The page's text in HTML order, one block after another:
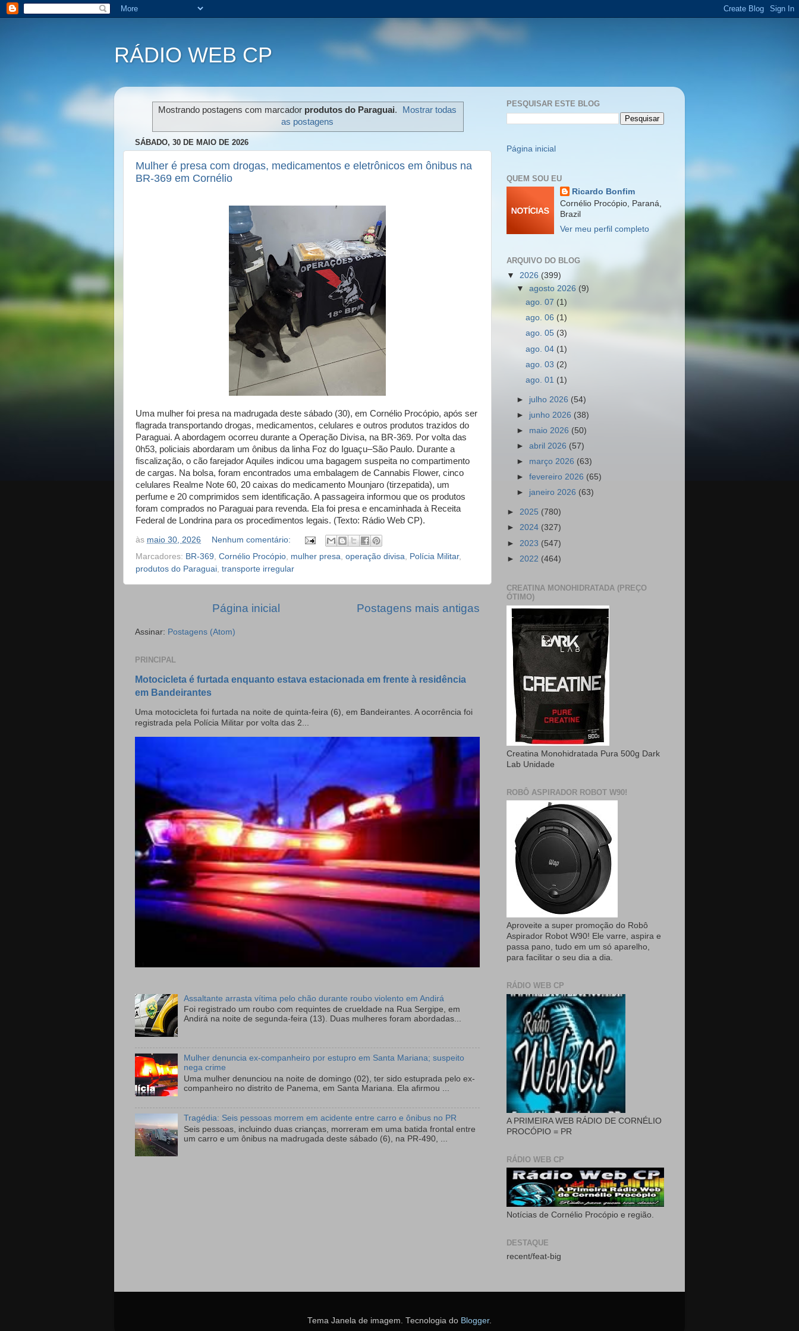
RÁDIO WEB CP
Mostrando postagens com marcador produtos do Paraguai.
Mostrar todas
as postagens
SÁBADO, 30 DE MAIO DE 2026
Mulher é presa com drogas, medicamentos e eletrônicos em ônibus na
BR-369 em Cornélio
Uma mulher foi presa na madrugada deste sábado (30), em Cornélio Procópio, após ser
flagrada transportando drogas, medicamentos, celulares e outros produtos trazidos do
Paraguai. A abordagem ocorreu durante a Operação Divisa, na BR-369. Por volta das
0h53, policiais abordaram um ônibus da linha Foz do Iguaçu–São Paulo. Durante a
fiscalização, o cão farejador Aquiles indicou uma bagagem suspeita no compartimento
de cargas. Na bolsa, foram encontrados uma embalagem de Cannabis Flower, cinco
celulares Realme Note 60, 20 caixas do medicamento Mounjaro (tirzepatida), um
perfume e 20 comprimidos sem identificação. A passageira informou que os produtos
foram comprados no Paraguai para revenda. Ela foi presa e encaminhada à Receita
Federal de Londrina para os procedimentos legais. (Texto: Rádio Web CP).
às maio 30, 2026
Nenhum comentário:
Marcadores: BR-369 Cornélio Procópio mulher presa operação divisa Polícia Militar,
produtos do Paraguai transporte irregular
Postagens mais antigas
Página inicial
Assinar: Postagens (Atom)
PRINCIPAL
Motocicleta é furtada enquanto estava estacionada em frente à residência
em Bandeirantes
Uma motocicleta foi furtada na noite de quinta-feira (6), em Bandeirantes. A ocorrência foi
registrada pela Polícia Militar por volta das 2...
Assaltante arrasta vítima pelo chão durante roubo violento em Andirá
Foi registrado um roubo com requintes de crueldade na Rua Sergipe, em
Andirá na noite de segunda-feira (13). Duas mulheres foram abordadas...
Mulher denuncia ex-companheiro por estupro em Santa Mariana; suspeito
nega crime
Uma mulher denunciou na noite de domingo (02), ter sido estuprada pelo ex-
companheiro no distrito de Panema, em Santa Mariana. Ela afirmou ...
Tragédia: Seis pessoas morrem em acidente entre carro e ônibus no PR
Seis pessoas, incluindo duas crianças, morreram em uma batida frontal entre
um carro e um ônibus na madrugada deste sábado (6), na PR-490, ...
PESQUISAR ESTE BLOG
Página inicial
QUEM SOU EU
Ricardo Bonfim
Cornélio Procópio, Paraná,
Brazil
Ver meu perfil completo
ARQUIVO DO BLOG
▼ 2026 (399)
▼agosto 2026 (9)
ago. 07 (1)
ago. 06 (1)
ago. 05 (3)
ago. 04 (1)
ago. 03 (2)
ago. 01 (1)
► julho 2026 (54)
► junho 2026 (38)
► maio 2026 (50)
►abril 2026 (57)
► março 2026 (63)
►fevereiro 2026 (65)
► janeiro 2026 (63)
► 2025 (780)
► 2024 (327)
► 2023 (547)
► 2022 (464)
CREATINA MONOHIDRATADA (PREÇO
ÓTIMO)
Creatina Monohidratada Pura 500g Dark
Lab Unidade
ROBÔ ASPIRADOR ROBOT W90!
Aproveite a super promoção do Robô
Aspirador Robot W90! Ele varre, aspira e
passa pano, tudo em um só aparelho,
para facilitar o seu dia a dia.
RÁDIO WEB CP
A PRIMEIRA WEB RÁDIO DE CORNÉLIO
PROCÓPIO = PR
RÁDIO WEB CP
Notícias de Cornélio Procópio e região.
DESTAQUE
recent/feat-big
Tema Janela de imagem. Tecnologia do Blogger.